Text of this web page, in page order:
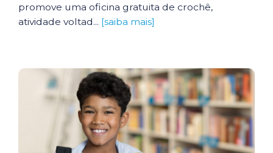
promove uma oficina gratuita de crochê,
atividade voltad... [saiba mais]